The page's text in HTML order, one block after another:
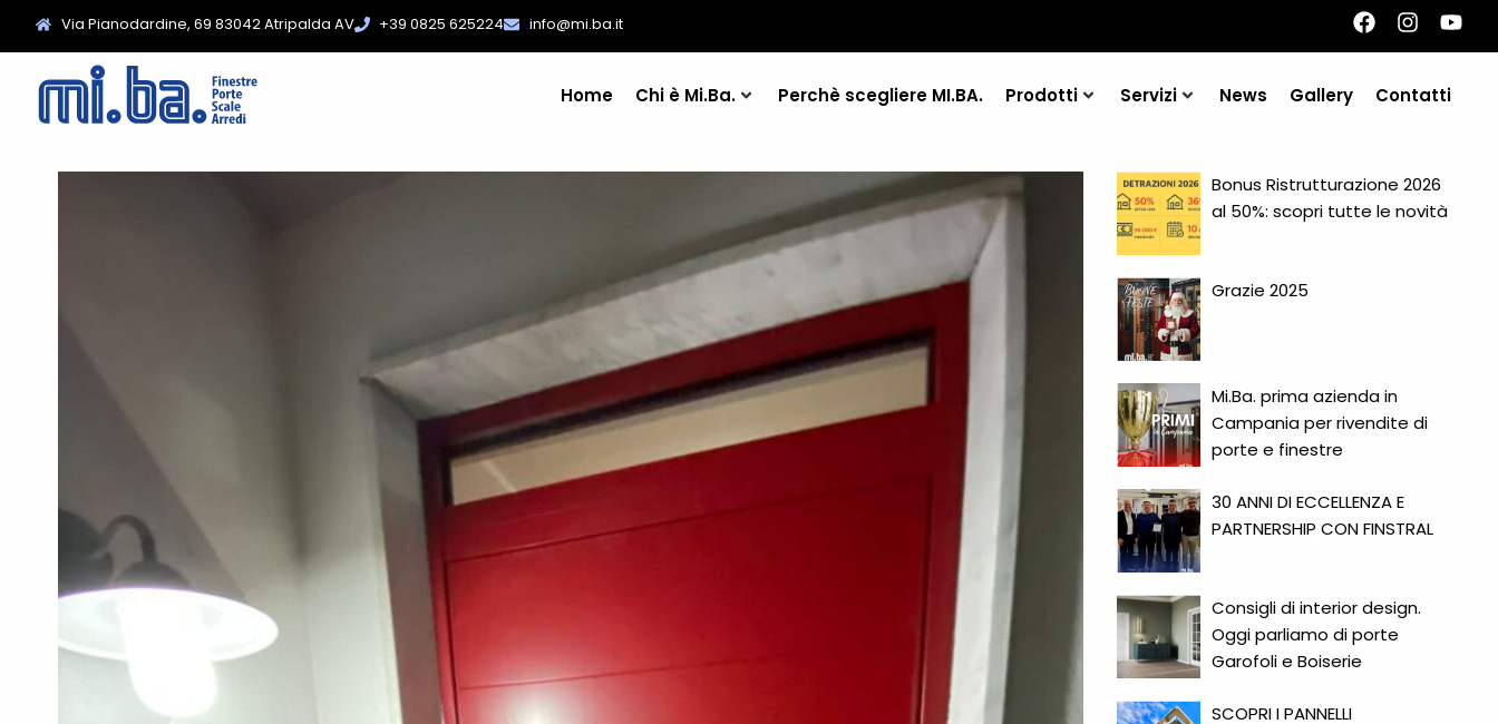
Via Pianodardine, 69 83042 Atripalda AV +39 0825 625224 info@mi.ba.it
Home Chi è Mi.Ba. Perchè scegliere MI.BA. Prodotti Servizi News Gallery Contatti
Bonus Ristrutturazione 2026
al 50%: scopri tutte le novità
Grazie 2025
Mi.Ba. prima azienda in
Campania per rivendite di
porte e finestre
30 ANNI DI ECCELLENZA E
PARTNERSHIP CON FINSTRAL
Consigli di interior design.
Oggi parliamo di porte
Garofoli e Boiserie
SCOPRI I PANNELLI